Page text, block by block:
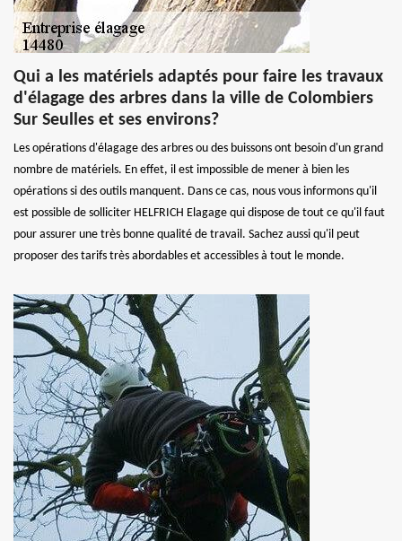
Qui a les matériels adaptés pour faire les travaux
d'élagage des arbres dans la ville de Colombiers
Sur Seulles et ses environs?
Les opérations d'élagage des arbres ou des buissons ont besoin d'un grand
nombre de matériels. En effet, il est impossible de mener à bien les
opérations si des outils manquent. Dans ce cas, nous vous informons qu'il
est possible de solliciter HELFRICH Elagage qui dispose de tout ce qu'il faut
pour assurer une très bonne qualité de travail. Sachez aussi qu'il peut
proposer des tarifs très abordables et accessibles à tout le monde.